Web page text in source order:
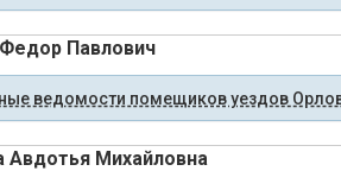
Павлович
ведомости помещиков уездов
Авдотья Михайловна